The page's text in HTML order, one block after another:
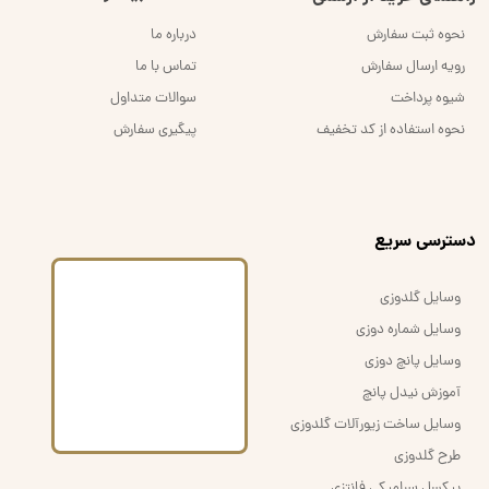
نحوه ثبت سفارش
رویه ارسال سفارش
شیوه پرداخت
نحوه استفاده از کد تخفیف
درباره ما
تماس با ما
سوالات متداول
پیگیری سفارش
​دسترسی سریع
وسایل گلدوزی
وسایل شماره دوزی
وسایل پانچ دوزی
آموزش نیدل پانچ
وسایل ساخت زیورآلات گلدوزی
طرح گلدوزی